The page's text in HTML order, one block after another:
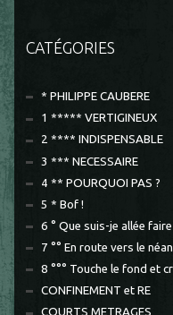
CATÉGORIES
* PHILIPPE CAUBERE
1 ***** VERTIGINEUX
2 **** INDISPENSABLE
3 *** NECESSAIRE
4 ** POURQUOI PAS ?
5 * Bof !
6 ° Que suis-je allée
7 °° En route vers le
8 °°° Touche le fond et
CONFINEMENT et RE
COURTS METRAGES